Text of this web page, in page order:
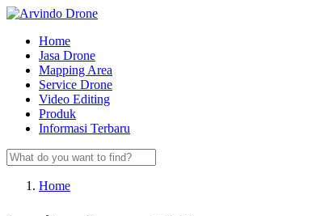
Skip
contentHome
Jasa Drone
Mapping Area
Service Drone
Video Editing
Produk
Informasi Terbaru
Home